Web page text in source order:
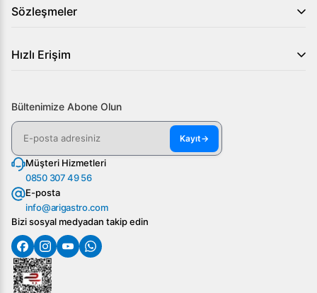
Sözleşmeler
Hızlı Erişim
Bültenimize Abone Olun
Kayıt→
Müşteri Hizmetleri
0850 307 49 56
E-posta
info@arigastro.com
Bizi sosyal medyadan takip edin